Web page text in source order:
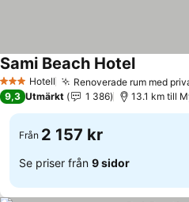
3 StjärnorHotell Renoverade rum med
Sami Beach HotelSe priser
9,3 Utmärkt 1 386 13.1 km till
Från 2 157 kr
Se priser från 9 sidor